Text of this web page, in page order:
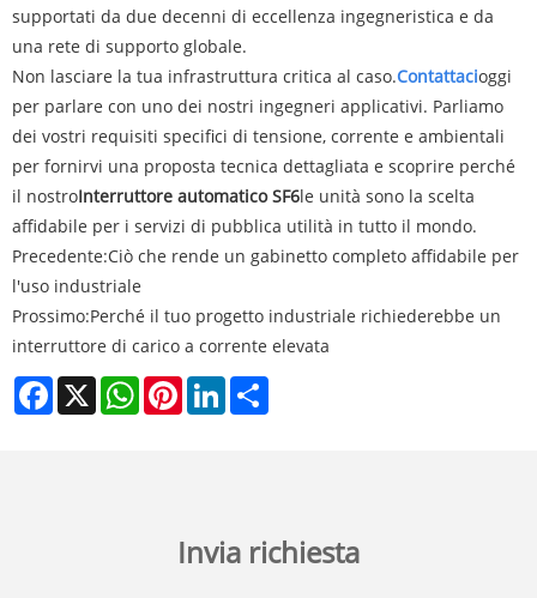
supportati da due decenni di eccellenza ingegneristica e da
una rete di supporto globale.
Non lasciare la tua infrastruttura critica al caso.Contattacioggi
per parlare con uno dei nostri ingegneri applicativi. Parliamo
dei vostri requisiti specifici di tensione, corrente e ambientali
per fornirvi una proposta tecnica dettagliata e scoprire perché
il nostroInterruttore automatico SF6le unità sono la scelta
affidabile per i servizi di pubblica utilità in tutto il mondo.
Precedente:Ciò che rende un gabinetto completo affidabile per
l'uso industriale
Prossimo:Perché il tuo progetto industriale richiederebbe un
interruttore di carico a corrente elevata
Facebook
X WhatsAppPinterestLinkedIn
Invia richiesta